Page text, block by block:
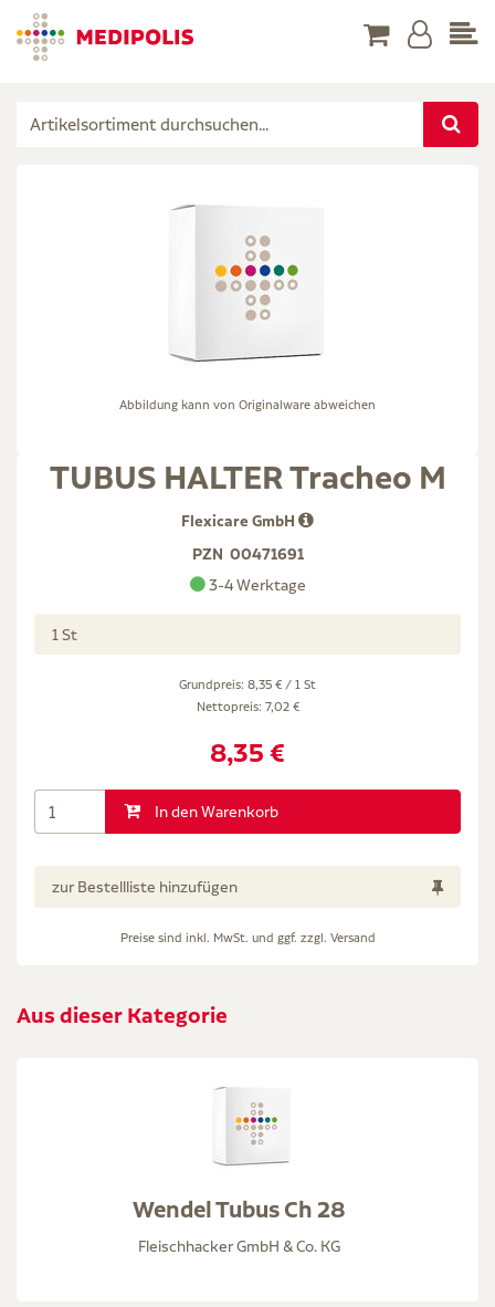
Abbildung kann von Originalware abweichen
TUBUS HALTER Tracheo M
Flexicare GmbH
PZN 00471691
3-4 Werktage
1 St
Grundpreis: 8,35 € / 1 St
Nettopreis: 7,02 €
8,35 €
In den Warenkorb
zur Bestellliste hinzufügen
Preise sind inkl. MwSt. und ggf. zzgl. Versand
Aus dieser Kategorie
Wendel Tubus Ch 28
Fleischhacker GmbH & Co. KG